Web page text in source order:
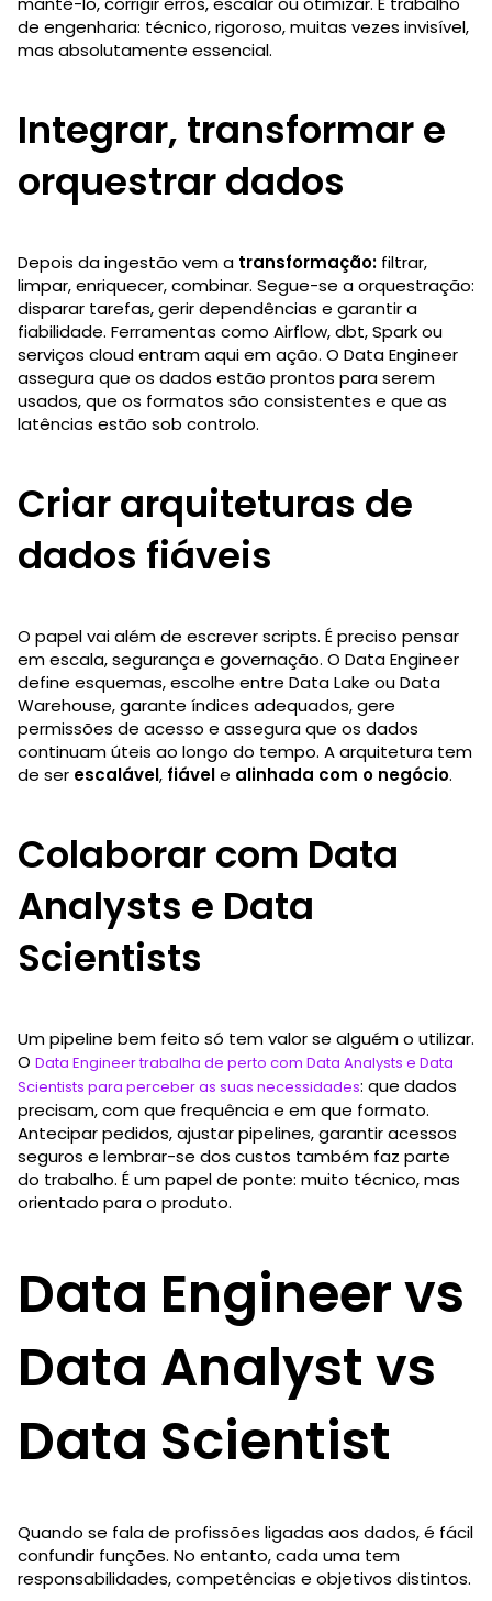
de engenharia: técnico, rigoroso, muitas vezes invisível,
mas absolutamente essencial.
Integrar, transformar e
orquestrar dados
Depois da ingestão vem a transformação: filtrar,
limpar, enriquecer, combinar. Segue-se a orquestração:
disparar tarefas, gerir dependências e garantir a
fiabilidade. Ferramentas como Airflow, dbt, Spark ou
serviços cloud entram aqui em ação. O Data Engineer
assegura que os dados estão prontos para serem
usados, que os formatos são consistentes e que as
latências estão sob controlo.
Criar arquiteturas de
dados fiáveis
O papel vai além de escrever scripts. É preciso pensar
em escala, segurança e governação. O Data Engineer
define esquemas, escolhe entre Data Lake ou Data
Warehouse, garante índices adequados, gere
permissões de acesso e assegura que os dados
continuam úteis ao longo do tempo. A arquitetura tem
de ser escalável, fiávele alinhada com o negócio.
Colaborar com Data
Analysts e Data
Scientists
Um pipeline bem feito só tem valor se alguém o utilizar.
O Data Engineer trabalha de perto com Data Analysts e Data
Scientists para perceber as suas necessidades: que dados
precisam, com que frequência e em que formato.
Antecipar pedidos, ajustar pipelines, garantir acessos
seguros e lembrar-se dos custos também faz parte
do trabalho. É um papel de ponte: muito técnico, mas
orientado para o produto.
Data Engineer vs
Data Analyst vs
Data Scientist
Quando se fala de profissões ligadas aos dados, é fácil
confundir funções. No entanto, cada uma tem
responsabilidades, competências e objetivos distintos.